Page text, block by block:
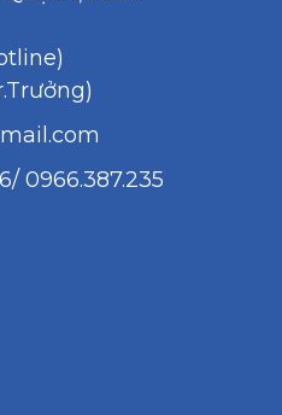
0966.387.235